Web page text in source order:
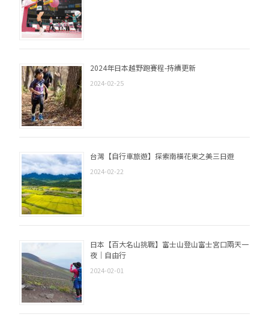
2024年日本越野跑賽程-持續更新
2024-02-25
台灣【自行車旅遊】探索南橫花東之美三日遊
2024-02-22
日本【百大名山挑戰】富士山登山富士宮口兩天一
夜｜自由行
2024-02-01